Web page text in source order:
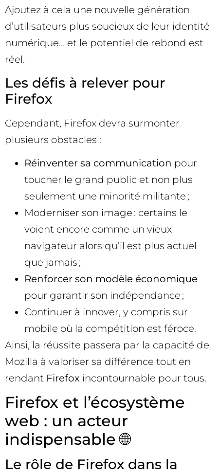
Ajoutez à cela une nouvelle génération
d’utilisateurs plus soucieux de leur identité
numérique… et le potentiel de rebond est
réel.
Les défis à relever pour
Firefox
Cependant, Firefox devra surmonter
plusieurs obstacles :
Réinventer sa communication pour
toucher le grand public et non plus
seulement une minorité militante ;
Moderniser son image : certains le
voient encore comme un vieux
navigateur alors qu’il est plus actuel
que jamais ;
Renforcer son modèle économique
pour garantir son indépendance ;
Continuer à innover, y compris sur
mobile où la compétition est féroce.
Ainsi, la réussite passera par la capacité de
Mozilla à valoriser sa différence tout en
rendant Firefox incontournable pour tous.
Firefox et l’écosystème
web : un acteur
indispensable 🌐
Le rôle de Firefox dans la